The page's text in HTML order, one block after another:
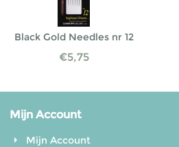
Black Gold Needles nr 12
€5,75
Mijn Account
Mijn Account